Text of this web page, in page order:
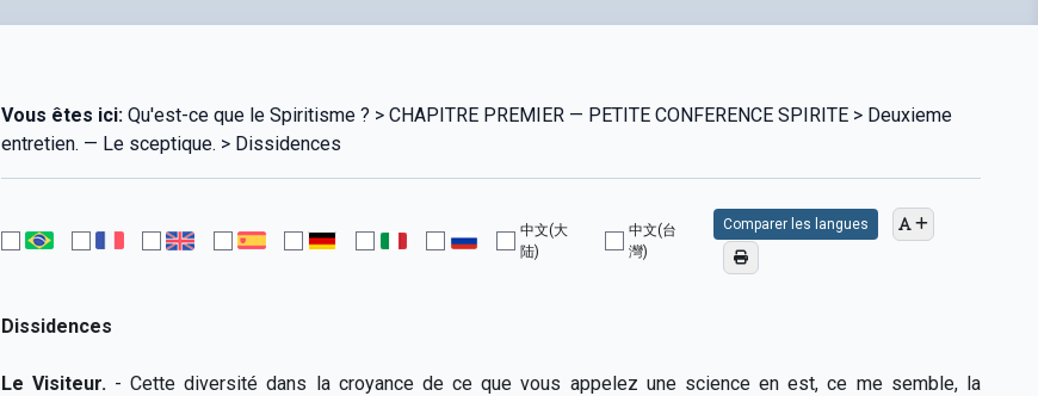
Vous êtes ici:Qu'est-ce que le Spiritisme ? > CHAPITRE PREMIER — PETITE CONFERENCE SPIRITE > Deuxieme
entretien. — Le sceptique. > Dissidences
中文(大
陆)
中文(台
灣)
Comparer les langues
Dissidences
Le Visiteur.- Cette diversité dans la croyance de ce que vous appelez une science en est, ce me semble, la